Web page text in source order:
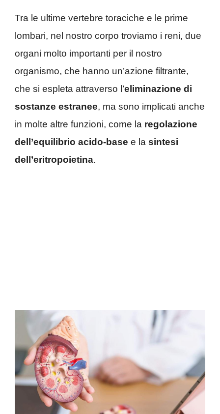
Tra le ultime vertebre toraciche e le prime
lombari, nel nostro corpo troviamo i reni, due
organi molto importanti per il nostro
organismo, che hanno un’azione filtrante,
che si espleta attraverso l’eliminazione di
sostanze estranee, ma sono implicati anche
in molte altre funzioni, come la regolazione
dell’equilibrio acido-base e la sintesi
dell’eritropoietina.